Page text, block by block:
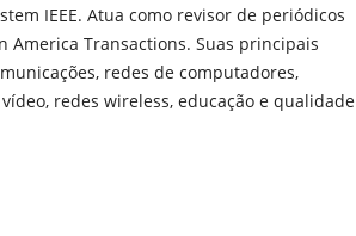
IEEE. Atua como revisor de periódicos
America Transactions. Suas principais
redes de computadores,
redes wireless, educação e qualidade